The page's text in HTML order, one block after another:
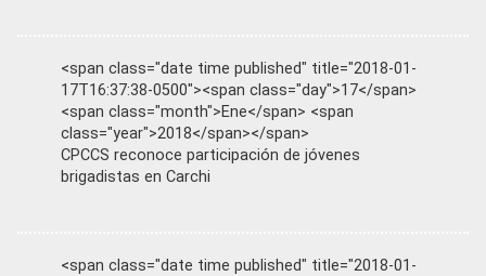
<span class="date time published" title="2018-01-
17T16:37:38-0500"><span class="day">17</span>
<span class="month">Ene</span> <span
class="year">2018</span></span>
CPCCS reconoce participación de jóvenes
brigadistas en Carchi
<span class="date time published" title="2018-01-